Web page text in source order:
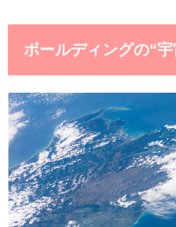
ボールディングの“